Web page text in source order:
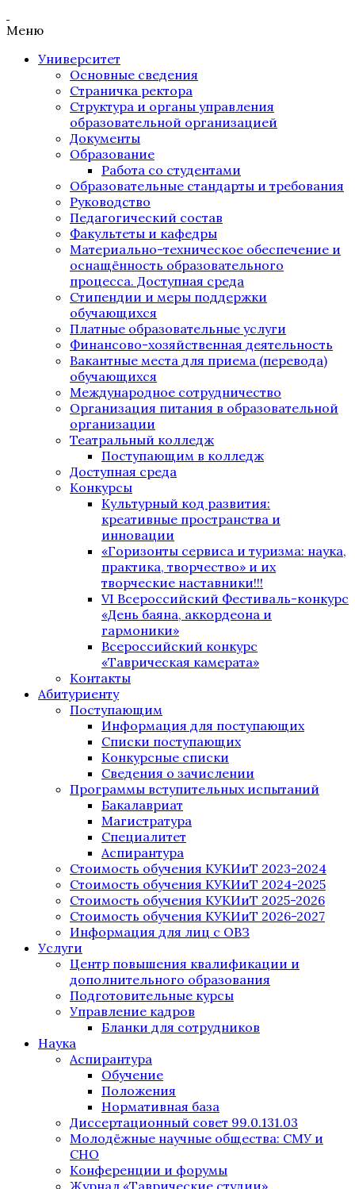
Меню
Университет
Основные сведения
Страничка ректора
Структура и органы управления
образовательной организацией
Документы
Образование
Работа со студентами
Образовательные стандарты и требования
Руководство
Педагогический состав
Факультеты и кафедры
Материально-техническое обеспечение и
оснащённость образовательного
процесса. Доступная среда
Стипендии и меры поддержки
обучающихся
Платные образовательные услуги
Финансово-хозяйственная деятельность
Вакантные места для приема (перевода)
обучающихся
Международное сотрудничество
Организация питания в образовательной
организации
Театральный колледж
Поступающим в колледж
Доступная среда
Конкурсы
Культурный код развития:
креативные пространства и
инновации
«Горизонты сервиса и туризма: наука,
практика, творчество» и их
творческие наставники!!!
VI Всероссийский Фестиваль-конкурс
«День баяна, аккордеона и
гармоники»
Всероссийский конкурс
«Таврическая камерата»
Контакты
Абитуриенту
Поступающим
Информация для поступающих
Списки поступающих
Конкурсные списки
Сведения о зачислении
Программы вступительных испытаний
Бакалавриат
Магистратура
Специалитет
Аспирантура
Стоимость обучения КУКИиТ 2023-2024
Стоимость обучения КУКИиТ 2024-2025
Стоимость обучения КУКИиТ 2025-2026
Стоимость обучения КУКИиТ 2026-2027
Информация для лиц с ОВЗ
Услуги
Центр повышения квалификации и
дополнительного образования
Подготовительные курсы
Управление кадров
Бланки для сотрудников
Наука
Аспирантура
Обучение
Положения
Нормативная база
Диссертационный совет 99.0.131.03
Молодёжные научные общества: СМУ и
СНО
Конференции и форумы
Журнал «Таврические студии»